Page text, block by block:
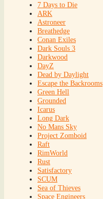
7 Days to Die
ARK
Astroneer
Breathedge
Conan Exiles
Dark Souls 3
Darkwood
DayZ
Dead by Daylight
Escape the Backrooms
Green Hell
Grounded
Icarus
Long Dark
No Mans Sky
Project Zomboid
Raft
RimWorld
Rust
Satisfactory
SCUM
Sea of Thieves
Space Engineers